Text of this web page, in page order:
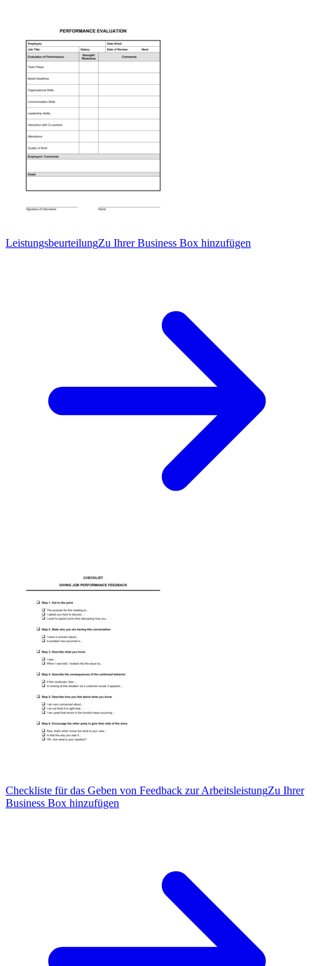
LeistungsbeurteilungZu Ihrer Business Box hinzufügen
Checkliste für das Geben von Feedback zur ArbeitsleistungZu Ihrer
Business Box hinzufügen